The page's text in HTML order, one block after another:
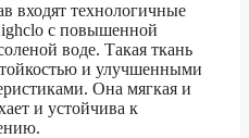
входят технологичные
с повышенной
воде. Такая ткань
и улучшенными
Она мягкая и
и устойчива к